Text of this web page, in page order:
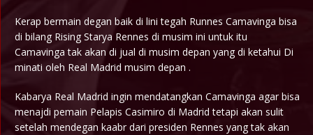
Kerap bermain degan baik di lini tegah Runnes Camavinga bisa
di bilang Rising Starya Rennes di musim ini untuk itu
Camavinga tak akan di jual di musim depan yang di ketahui Di
minati oleh Real Madrid musim depan .
Kabarya Real Madrid ingin mendatangkan Camavinga agar bisa
menajdi pemain Pelapis Casimiro di Madrid tetapi akan sulit
setelah mendegan kaabr dari presiden Rennes yang tak akan